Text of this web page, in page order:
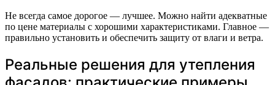
Не всегда самое дорогое — лучшее. Можно найти адекватные
по цене материалы с хорошими характеристиками. Главное —
правильно установить и обеспечить защиту от влаги и ветра.
Реальные решения для утепления